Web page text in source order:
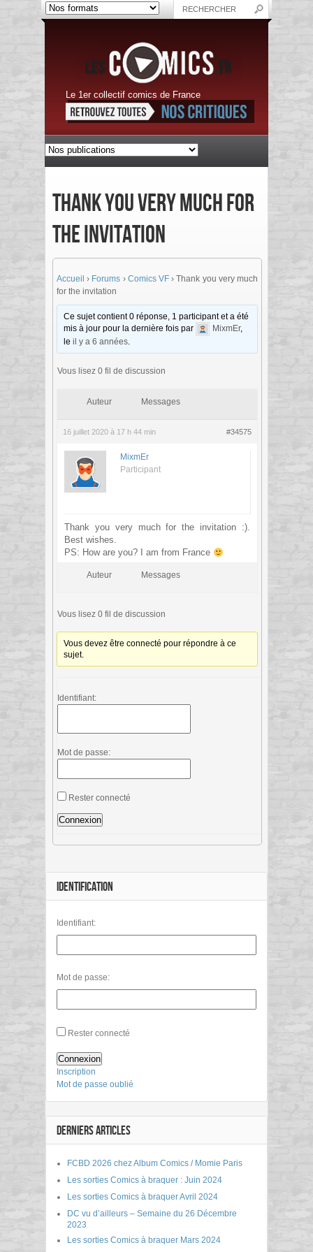
Le 1er collectif comics de France
Thank you very much for
the invitation
Accueil › Forums › Comics VF › Thank you very much
for the invitation
Ce sujet contient 0 réponse, 1 participant et a été
mis à jour pour la dernière fois par
MixmEr,
leil y a 6 années.
Vous lisez 0 fil de discussion
Auteur Messages
16 juillet 2020 à 17 h 44 min #34575
MixmEr
Participant
Thank you very much for the invitation :).
Best wishes.
PS: How are you? I am from France
Auteur Messages
Vous lisez 0 fil de discussion
Vous devez être connecté pour répondre à ce
sujet.
Identifiant:
Mot de passe:
Rester connecté
Connexion
IDENTIFICATION
Identifiant:
Mot de passe:
Rester connecté
Connexion
Inscription
Mot de passe oublié
DERNIERS ARTICLES
FCBD 2026 chez Album Comics / Momie Paris
Les sorties Comics à braquer : Juin 2024
Les sorties Comics à braquer Avril 2024
DC vu d’ailleurs – Semaine du 26 Décembre
2023
Les sorties Comics à braquer Mars 2024